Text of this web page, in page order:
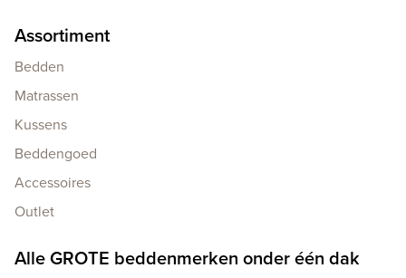
Assortiment
Bedden
Matrassen
Kussens
Beddengoed
Accessoires
Outlet
Alle GROTE beddenmerken onder één dak